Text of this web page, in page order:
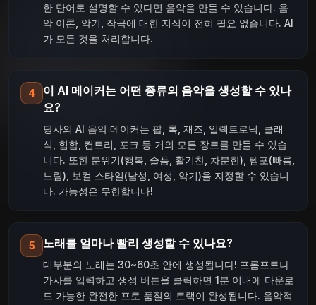
한 단어로 설명할 수 있다면 음악을 만들 수 있습니다. 음
악 이론, 악기, 작곡에 대한 지식이 전혀 필요 없습니다. AI
가 모든 것을 처리합니다.
4
이 AI 메이커는 어떤 종류의 음악을 생성할 수 있나
요?
당사의 AI 음악 메이커는 팝, 록, 재즈, 일렉트로닉, 클래
식, 힙합, 컨트리, 포크 등 거의 모든 장르를 만들 수 있습
니다. 또한 분위기(행복, 슬픔, 활기찬, 차분한), 템포(빠름,
느림), 보컬 스타일(남성, 여성, 악기)을 지정할 수 있습니
다. 가능성은 무한합니다!
5 노래를 얼마나 빨리 생성할 수 있나요?
대부분의 노래는 30~60초 안에 생성됩니다! 프롬프트나
가사를 입력하고 생성 버튼을 클릭하면 1분 이내에 다운로
드 가능한 완전한 프로 품질의 트랙이 완성됩니다. 음악적